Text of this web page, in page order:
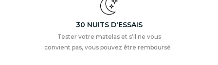
30 NUITS D'ESSAIS
Tester votre matelas et s’il ne vous
convient pas, vous pouvez être remboursé .